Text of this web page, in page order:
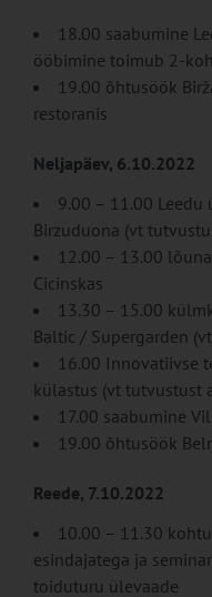
18.00 saabumine
ööbimine toimub 2-
19.00 õhtusöök
restoranis
Neljapäev, 6.10.2022
9.00 – 11.00 Leedu
Birzuduona (vt
12.00 – 13.00
Cicinskas
13.30 – 15.00
Baltic / Supergarden
16.00 Innovatiivse
külastus (vt tutvustust
17.00 saabumine
19.00 õhtusöök
Reede, 7.10.2022
10.00 – 11.30
esindajatega ja
toiduturu ülevaade